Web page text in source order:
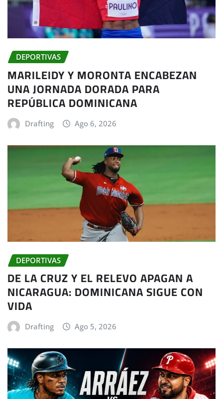
DEPORTIVAS
MARILEIDY Y MORONTA ENCABEZAN
UNA JORNADA DORADA PARA
REPÚBLICA DOMINICANA
Drafting Ago 6, 2026
DEPORTIVAS
DE LA CRUZ Y EL RELEVO APAGAN A
NICARAGUA: DOMINICANA SIGUE CON
VIDA
Drafting Ago 5, 2026